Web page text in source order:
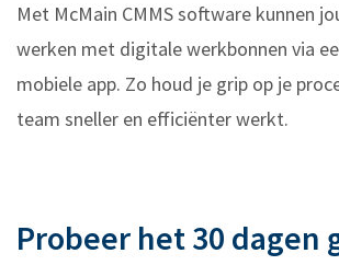
Met McMain CMMS software kunnen
werken met digitale werkbonnen via
mobiele app. Zo houd je grip op je
team sneller en efficiënter werkt.
Probeer het 30 dagen